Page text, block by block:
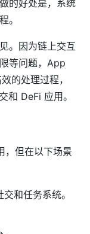
的好处是，系统
。
。因为链上交互
等问题，App
的处理过程，
和 DeFi 应用。
，但在以下场景
和任务系统。